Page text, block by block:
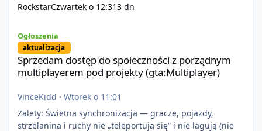
RockstarCzwartek o 12:313 dn
Ogłoszenia
aktualizacja
Sprzedam dostęp do społeczności z porządnym
multiplayerem pod projekty (gta:Multiplayer)
VinceKidd · Wtorek o 11:01
Zalety: Świetna synchronizacja — gracze, pojazdy,
strzelanina i ruchy nie „teleportują się” i nie lagują (nie